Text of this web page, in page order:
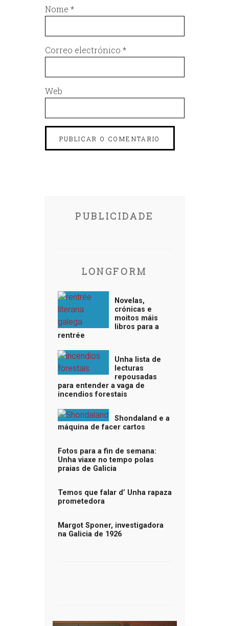
Nome *
Correo electrónico *
Web
PUBLICIDADE
LONGFORM
Novelas,
crónicas e
moitos máis
libros para a
rentrée
Unha lista de
lecturas
repousadas
para entender a vaga de
incendios forestais
Shondaland e a
máquina de facer cartos
Fotos para a fin de semana:
Unha viaxe no tempo polas
praias de Galicia
Temos que falar d’ Unha rapaza
prometedora
Margot Sponer, investigadora
na Galicia de 1926